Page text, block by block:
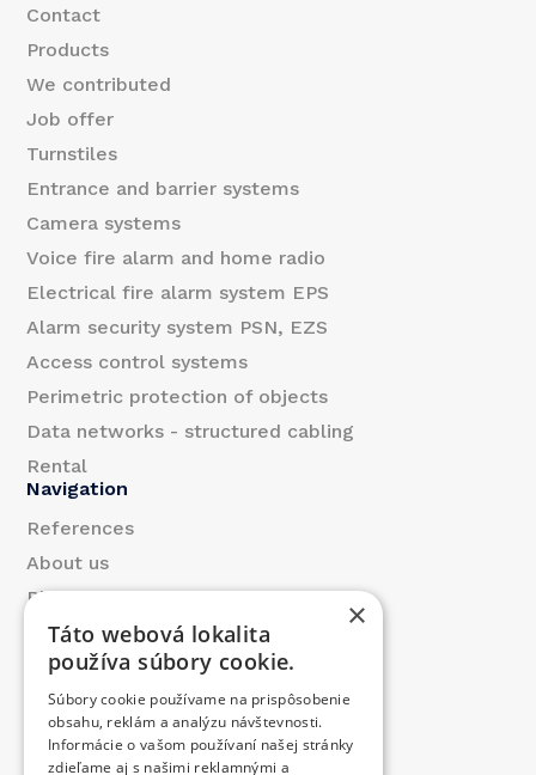
i
l
Contact
Products
We contributed
Job offer
Turnstiles
Entrance and barrier systems
Camera systems
Voice fire alarm and home radio
Electrical fire alarm system EPS
Alarm security system PSN, EZS
Access control systems
Perimetric protection of objects
Data networks - structured cabling
Rental
Navigation
References
About us
Blog
Contact
Products
We contributed
Job offer
Contact
×
Táto webová lokalita
používa súbory cookie.
Súbory cookie používame na prispôsobenie
obsahu, reklám a analýzu návštevnosti.
Informácie o vašom používaní našej stránky
zdieľame aj s našimi reklamnými a